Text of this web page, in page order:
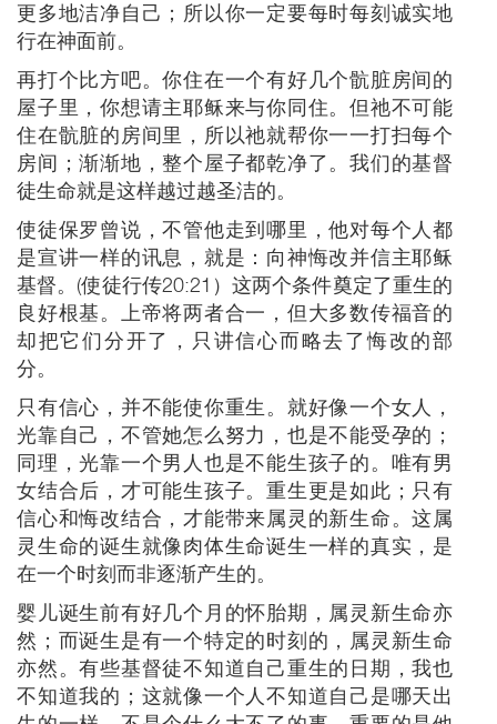
更多地洁净自己；所以你一定要每时每刻诚实地
行在神面前。
再打个比方吧。你住在一个有好几个骯脏房间的
屋子里，你想请主耶稣来与你同住。但祂不可能
住在骯脏的房间里，所以祂就帮你一一打扫每个
房间；渐渐地，整个屋子都乾净了。我们的基督
徒生命就是这样越过越圣洁的。
使徒保罗曾说，不管他走到哪里，他对每个人都
是宣讲一样的讯息，就是：向神悔改并信主耶稣
基督。(使徒行传20:21）这两个条件奠定了重生的
良好根基。上帝将两者合一，但大多数传福音的
却把它们分开了，只讲信心而略去了悔改的部
分。
只有信心，并不能使你重生。就好像一个女人，
光靠自己，不管她怎么努力，也是不能受孕的；
同理，光靠一个男人也是不能生孩子的。唯有男
女结合后，才可能生孩子。重生更是如此；只有
信心和悔改结合，才能带来属灵的新生命。这属
灵生命的诞生就像肉体生命诞生一样的真实，是
在一个时刻而非逐渐产生的。
婴儿诞生前有好几个月的怀胎期，属灵新生命亦
然；而诞生是有一个特定的时刻的，属灵新生命
亦然。有些基督徒不知道自己重生的日期，我也
不知道我的；这就像一个人不知道自己是哪天出